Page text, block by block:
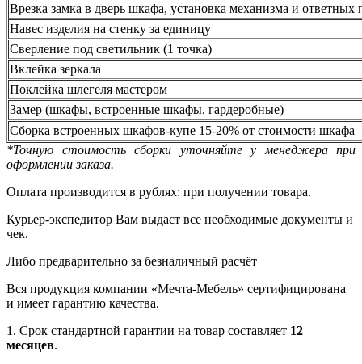
Врезка замка в дверь шкафа, установка механизма и ответных
Навес изделия на стенку за единицу
Сверление под светильник (1 точка)
Вклейка зеркала
Поклейка шлегеля мастером
Замер (шкафы, встроенные шкафы, гардеробные)
Сборка встроенных шкафов-купе 15-20% от стоимости шкафа
*Точную стоимость сборки уточняйте у менеджера при
оформлении заказа.
Оплата производится в рублях: при получении товара.
Курьер-экспедитор Вам выдаст все необходимые документы и
чек.
Либо предварительно за безналичный расчёт
Вся продукция компании «Мечта-Мебель» сертифицирована
и имеет гарантию качества.
1. Срок стандартной гарантии на товар составляет 12
месяцев.